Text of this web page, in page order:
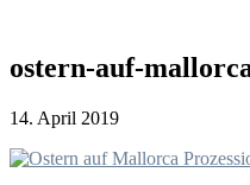
ostern-auf-
14. April 2019